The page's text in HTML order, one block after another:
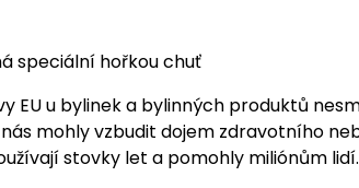
speciální hořkou chuť
EU u bylinek a bylinných produktů
mohly vzbudit dojem zdravotního
stovky let a pomohly miliónům lidí.